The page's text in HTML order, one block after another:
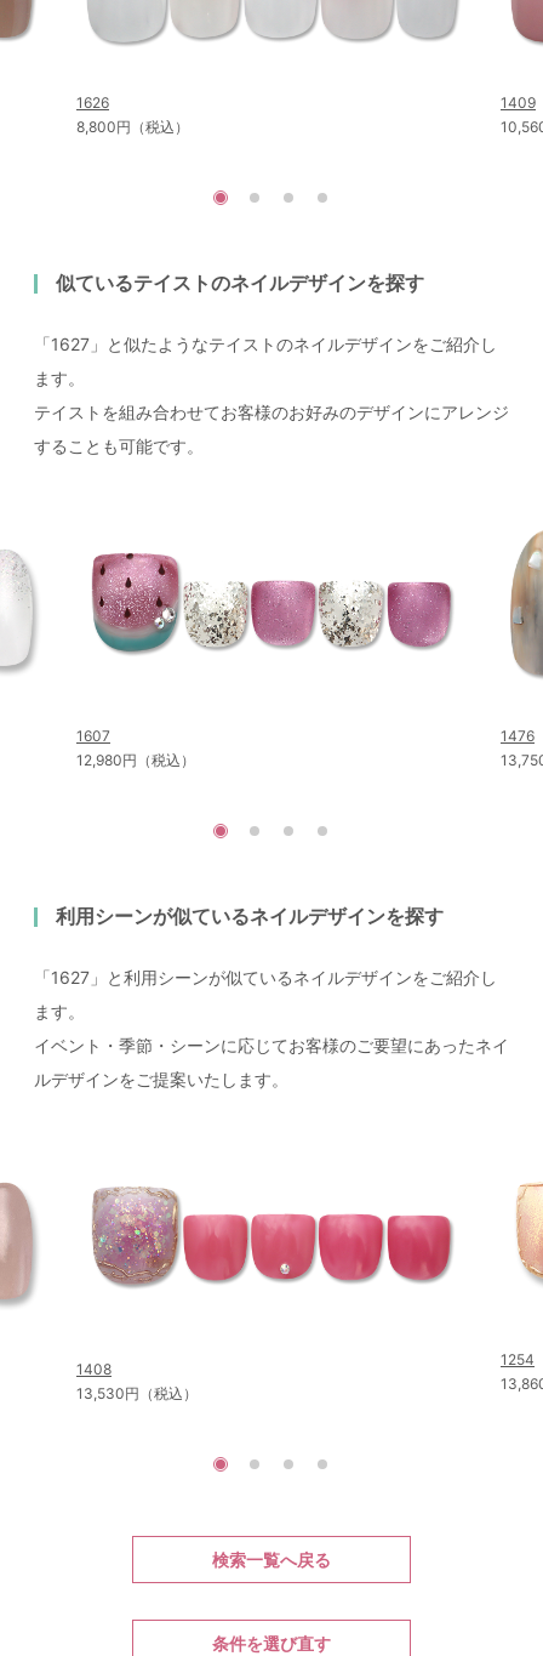
1626
8,800円（税込）
1409
似ているテイストのネイルデザインを探す
「1627」と似たようなテイストのネイルデザインをご紹介し
ます。
テイストを組み合わせてお客様のお好みのデザインにアレンジ
することも可能です。
1607
12,980円（税込）
1476
利用シーンが似ているネイルデザインを探す
「1627」と利用シーンが似ているネイルデザインをご紹介し
ます。
イベント・季節・シーンに応じてお客様のご要望にあったネイ
ルデザインをご提案いたします。
1408
13,530円（税込）
1254
検索一覧へ戻る
条件を選び直す